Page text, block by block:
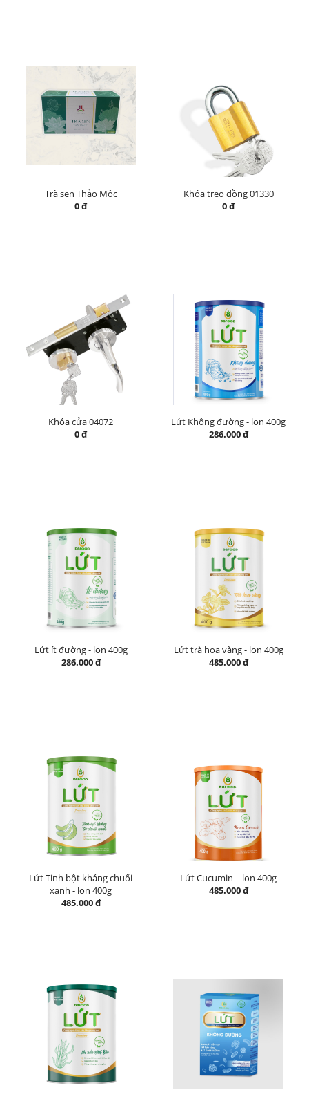
Trà sen Thảo Mộc
0 đ
Khóa treo đồng 01330
0 đ
Khóa cửa 04072
0 đ
Lứt Không đường - lon 400g
286.000 đ
Lứt ít đường - lon 400g
286.000 đ
Lứt trà hoa vàng - lon 400g
485.000 đ
Lứt Tinh bột kháng chuối
xanh - lon 400g
485.000 đ
Lứt Cucumin – lon 400g
485.000 đ